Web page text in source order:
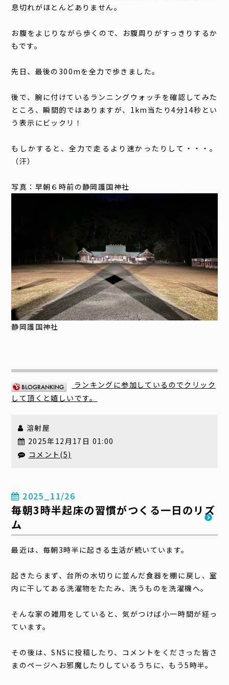
息切れがほとんどありません。
お腹をよじりながら歩くので、お腹周りがすっきりするか
もです。
先日、最後の300mを全力で歩きました。
後で、腕に付けているランニングウォッチを確認してみた
ところ、瞬間的ではありますが、1km当たり4分14秒とい
う表示にビックリ！
もしかすると、全力で走るより速かったりして・・・。
（汗）
写真：早朝６時前の静岡護国神社
静岡護国神社
ランキングに参加しているのでクリック
して頂くと嬉しいです。
溶射屋
2025年12月17日 01:00
コメント(5)
2025_11/26
毎朝3時半起床の習慣がつくる一日のリズ
ム
最近は、毎朝3時半に起きる生活が続いています。
起きたらまず、台所の水切りに並んだ食器を棚に戻し、室
内に干してある洗濯物をたたみ、洗うものを洗濯機へ。
そんな家の雑用をしていると、気がつけば小一時間が経っ
ています。
その後は、SNSに投稿したり、コメントをくださった皆さ
まのページへお邪魔したりしているうちに、もう5時半。